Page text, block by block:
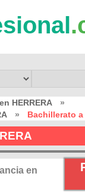
HERRERA
»
» Bachillerato a
en